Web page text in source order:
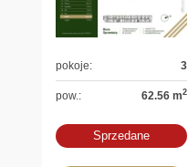
pokoje: 3
pow.: 62.56 m2
Sprzedane